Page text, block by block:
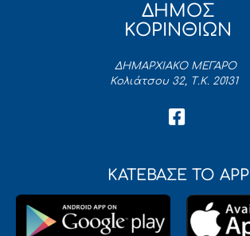
ΔΗΜΟΣ
ΚΟΡΙΝΘΙΩΝ
ΔΗΜΑΡΧΙΑΚΟ ΜΕΓΑΡΟ
Κολιάτσου 32, Τ.Κ. 20131
ΚΑΤΕΒΑΣΕ ΤΟ APP